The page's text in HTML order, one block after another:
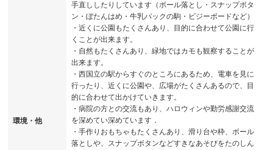
環境・他
手直ししたりしています（ボール落とし・スナップボタ
ン・ぼたんはめ・牛乳パックの駒・ビジーボードなど）
・近くに公園もたくさんあり、目的に合わせて公園に行
くことが出来ます。
・自然もたくさんあり、緑地ではカモも観察することが
出来ます。
・西国立の駅からすぐのところにあるため、電車を見に
行ったり、近くに公園や、広場がたくさんあるので、目
的に合わせて出かけていきます。
・病院の方との交流もあり、ハロウィンや勤労感謝交流
を深めてい深めています．
・手作りおもちゃもたくさんあり、滑り台や枠、ボール
落としや、スナップボタンなどすきなあそびをたのしん